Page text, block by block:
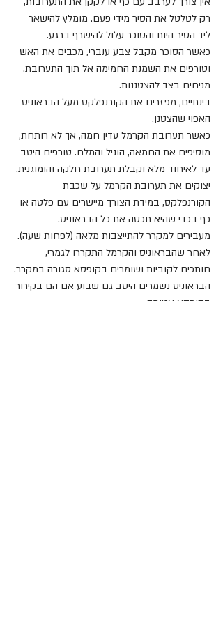
רק לטלטל את הסיר מידי פעם. מומלץ להישאר
ליד הסיר היות והסוכר עלול להישרף ברגע.
כאשר הסוכר מקבל צבע ענברי, מכבים את האש
וטורפים את השמנת החמימה אל תוך התערובת.
מניחים בצד להצטננות.
בינתיים, מפזרים את הקורנפלקס מעל הבראוניס
האפוי שהצטנן.
כאשר תערובת הקרמל עדין חמה, אך לא רותחת,
מוסיפים את החמאה, הוניל והמלח. טורפים היטב
עד לאיחוד מלא וקבלת תערובת חלקה והומוגנית.
יצוקים את תערובת הקרמל על שכבת
הקורנפלקס, במידת הצורך מיישרים עם פלטה או
כף בכדי שהיא תכסה את כל הבראוניס.
מעבירים למקרר להתייצבות מלאה (לפחות שעה).
לאחר שהבראוניס והקרמל התקררו לגמרי,
חותכים לקוביות ושומרים בקופסא סגורה במקרר.
הבראוניס נשמרים היטב גם שבוע אם הם בקירור
בקופסא אטומה.